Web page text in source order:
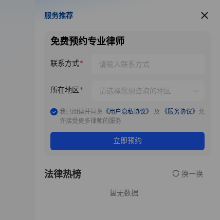
服务推荐
服务推荐
免费预约专业律师
联系方式
所在地区
我已阅读并同意 《用户隐私协议》 及 《服务协议》 允
许接受更多律师的服务
立即预约
法律热榜 换一换
暂无数据